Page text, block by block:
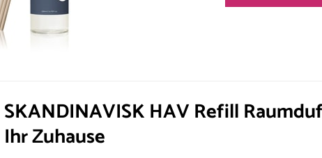
SKANDINAVISK HAV Refill
Ihr Zuhause